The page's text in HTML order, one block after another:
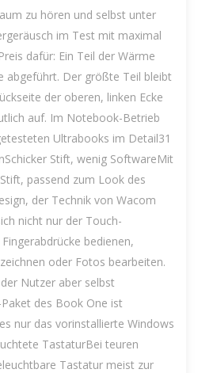
zu hören und selbst unter
im Test mit maximal
dafür: Ein Teil der Wärme
abgeführt. Der größte Teil bleibt
der oberen, linken Ecke
auf. Im Notebook-Betrieb
Ultrabooks im Detail31
Stift, wenig SoftwareMit
passend zum Look des
der Technik von Wacom
nicht nur der Touch-
bedienen,
oder Fotos bearbeiten.
Nutzer aber selbst
des Book One ist
nur das vorinstallierte Windows
TastaturBei teuren
Tastatur meist zur